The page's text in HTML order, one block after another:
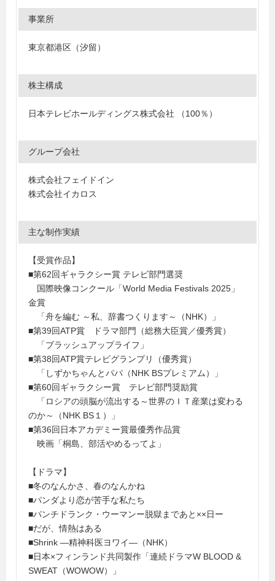
事業所
東京都港区（汐留）
株主構成
日本テレビホールディングス株式会社 （100％）
グループ会社
株式会社フェイドイン
株式会社イカロス
主な制作実績
【受賞作品】
■第62回ギャラクシー賞 テレビ部門選奨
国際映像コンクール「World Media Festivals 2025」
金賞
「舟を編む ～私、辞書つくります～（NHK）」
■第39回ATP賞 ドラマ部門（総務大臣賞／優秀賞）
「ブラッシュアップライフ」
■第38回ATP賞テレビグランプリ（優秀賞）
「しずかちゃんとパパ（NHK BSプレミアム）」
■第60回ギャラクシー賞 テレビ部門奨励賞
「ロシアの頭脳が流出する～世界のＩＴ産業は変わる
のか～（NHK BS１）」
■第36回日本アカデミー賞最優秀作品賞
映画「桐島、部活やめるってよ」
【ドラマ】
■冬のなんかさ、春のなんかね
■パンダより恋が苦手な私たち
■パンチドランク・ウーマンー脱獄まであと××日ー
■だが、情熱はある
■Shrink ―精神科医ヨワイ―（NHK）
■日本×フィンランド共同製作「連続ドラマW BLOOD &
SWEAT（WOWOW）」